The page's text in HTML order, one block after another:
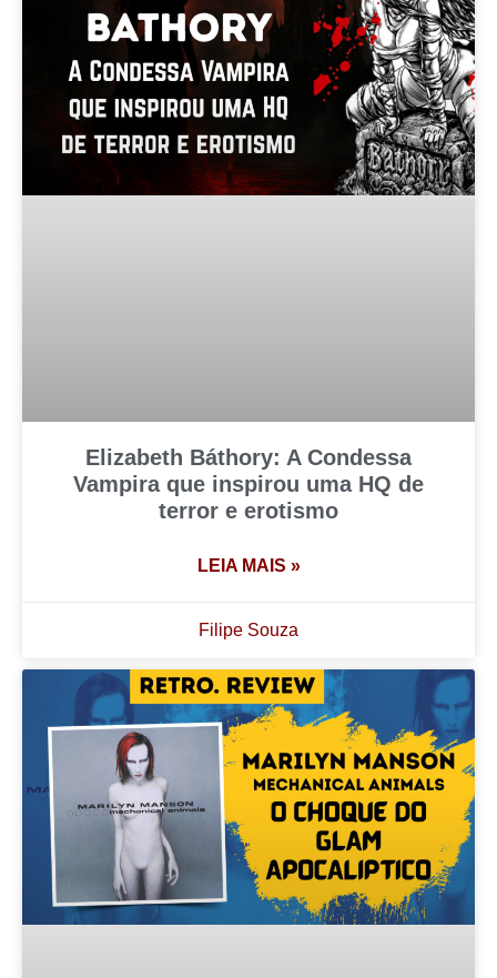
Elizabeth Báthory: A Condessa
Vampira que inspirou uma HQ de
terror e erotismo
LEIA MAIS »
Filipe Souza